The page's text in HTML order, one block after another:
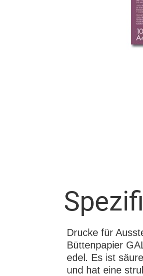
Drucke für
Büttenpapier
edel. Es ist
und hat eine